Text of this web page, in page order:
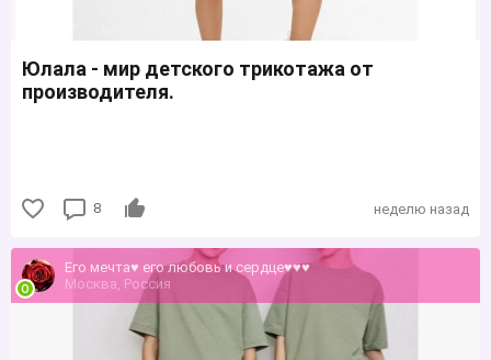
Юлала - мир детского трикотажа от
производителя.
8 неделю назад
Его мечта♥ его любовь и сердце♥♥♥
Москва, Россия